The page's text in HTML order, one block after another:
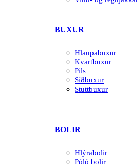
BUXUR
Hlaupabuxur
Kvartbuxur
Pils
Síðbuxur
Stuttbuxur
BOLIR
Hlýrabolir
Póló bolir